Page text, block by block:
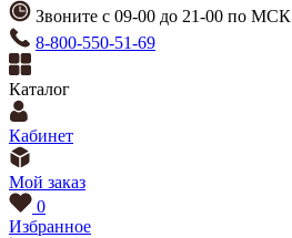
Звоните с 09-00 до 21-00 по МСК
8-800-550-51-69
Каталог
Кабинет
Мой заказ
0
Избранное